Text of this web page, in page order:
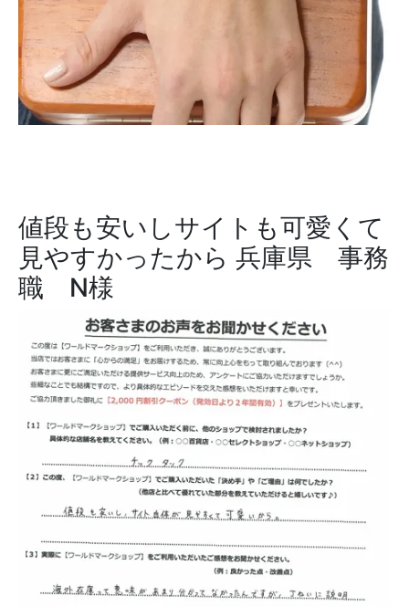
値段も安いしサイトも可愛くて
見やすかったから 兵庫県 事務
職 N様